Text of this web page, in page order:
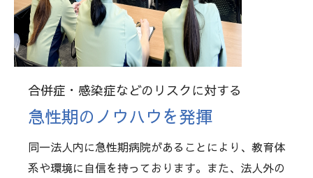
合併症・感染症などのリスクに対する
急性期のノウハウを発揮
同一法人内に急性期病院があることにより、教育体
系や環境に自信を持っております。また、法人外の